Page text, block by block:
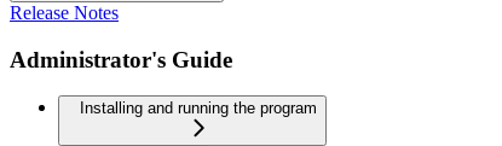
Release Notes
Administrator's Guide
Installing and running the program